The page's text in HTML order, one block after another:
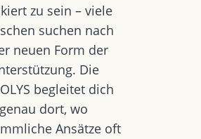
zu sein – viele
suchen nach
neuen Form der
Die
begleitet dich
genau dort, wo
Ansätze oft